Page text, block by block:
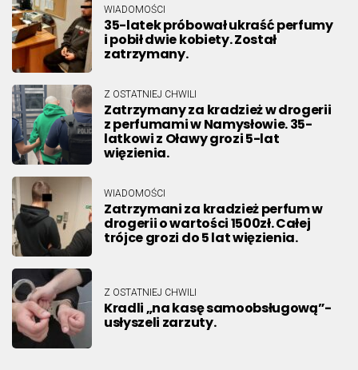
WIADOMOŚCI
35-latek próbował ukraść perfumy
i pobił dwie kobiety. Został
zatrzymany.
Z OSTATNIEJ CHWILI
Zatrzymany za kradzież w drogerii
z perfumami w Namysłowie. 35-
latkowi z Oławy grozi 5-lat
więzienia.
WIADOMOŚCI
Zatrzymani za kradzież perfum w
drogerii o wartości 1500zł. Całej
trójce grozi do 5 lat więzienia.
Z OSTATNIEJ CHWILI
Kradli „na kasę samoobsługową”-
usłyszeli zarzuty.